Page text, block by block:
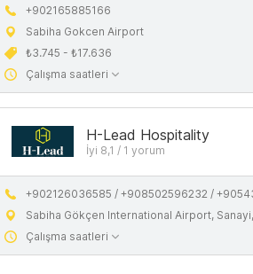
+902165885166
Sabiha Gokcen Airport
₺3.745 - ₺17.636
Çalışma saatleri
H-Lead Hospitality
İyi 8,1 / 1 yorum
+902126036585 / +908502596232 /
Sabiha Gökçen International Airport, Sanayi, 34906
Çalışma saatleri